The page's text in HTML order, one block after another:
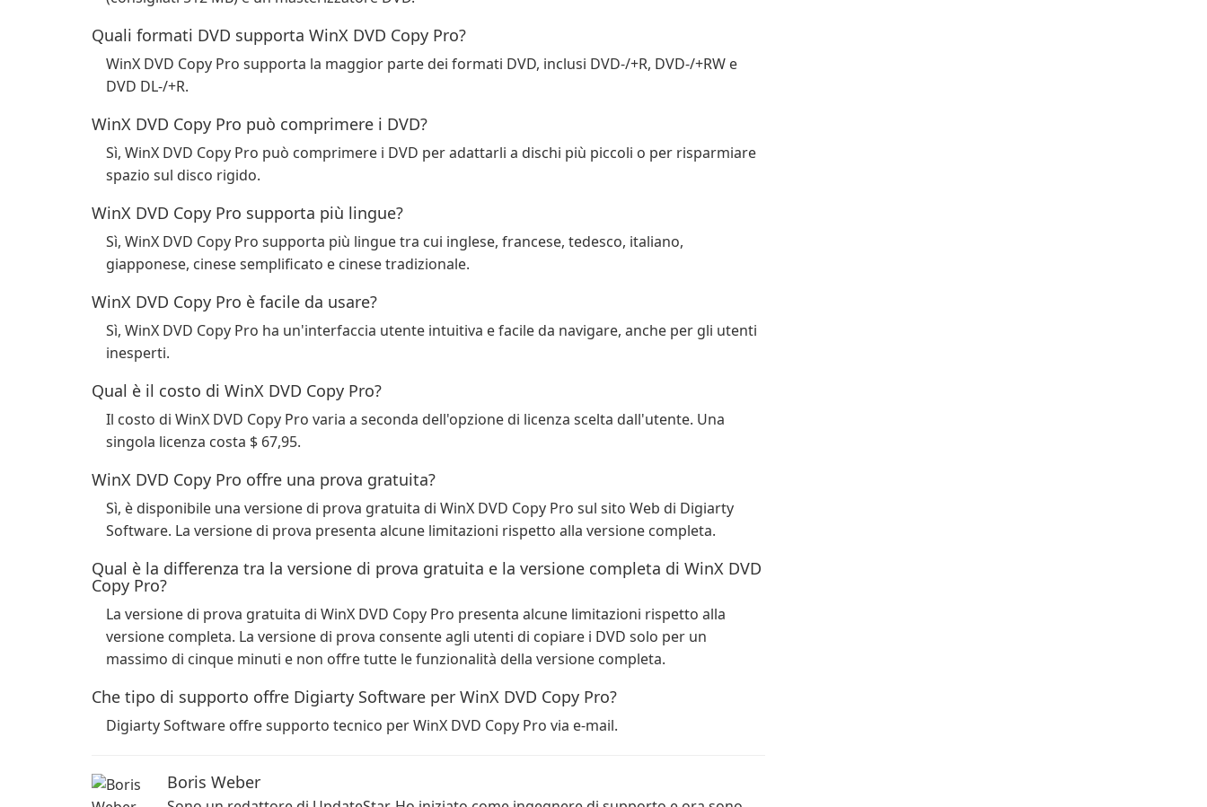
Quali formati DVD supporta WinX DVD Copy Pro?
WinX DVD Copy Pro supporta la maggior parte dei formati DVD, inclusi DVD-/+R, DVD-/+RW e
DVD DL-/+R.
WinX DVD Copy Pro può comprimere i DVD?
Sì, WinX DVD Copy Pro può comprimere i DVD per adattarli a dischi più piccoli o per risparmiare
spazio sul disco rigido.
WinX DVD Copy Pro supporta più lingue?
Sì, WinX DVD Copy Pro supporta più lingue tra cui inglese, francese, tedesco, italiano,
giapponese, cinese semplificato e cinese tradizionale.
WinX DVD Copy Pro è facile da usare?
Sì, WinX DVD Copy Pro ha un'interfaccia utente intuitiva e facile da navigare, anche per gli utenti
inesperti.
Qual è il costo di WinX DVD Copy Pro?
Il costo di WinX DVD Copy Pro varia a seconda dell'opzione di licenza scelta dall'utente. Una
singola licenza costa $ 67,95.
WinX DVD Copy Pro offre una prova gratuita?
Sì, è disponibile una versione di prova gratuita di WinX DVD Copy Pro sul sito Web di Digiarty
Software. La versione di prova presenta alcune limitazioni rispetto alla versione completa.
Qual è la differenza tra la versione di prova gratuita e la versione completa di WinX DVD
Copy Pro?
La versione di prova gratuita di WinX DVD Copy Pro presenta alcune limitazioni rispetto alla
versione completa. La versione di prova consente agli utenti di copiare i DVD solo per un
massimo di cinque minuti e non offre tutte le funzionalità della versione completa.
Che tipo di supporto offre Digiarty Software per WinX DVD Copy Pro?
Digiarty Software offre supporto tecnico per WinX DVD Copy Pro via e-mail.
Boris Weber